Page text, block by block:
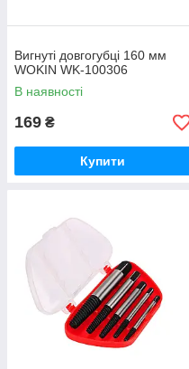
Вигнуті довгогубці 160 мм
WOKIN WK-100306
В наявності
169 ₴
Купити